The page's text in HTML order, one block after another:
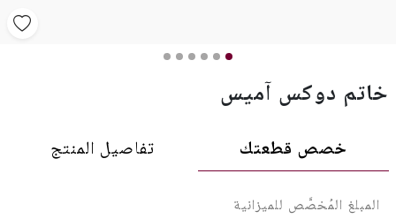
خاتم دوكس آميس
خصص قطعتك تفاصيل المنتج